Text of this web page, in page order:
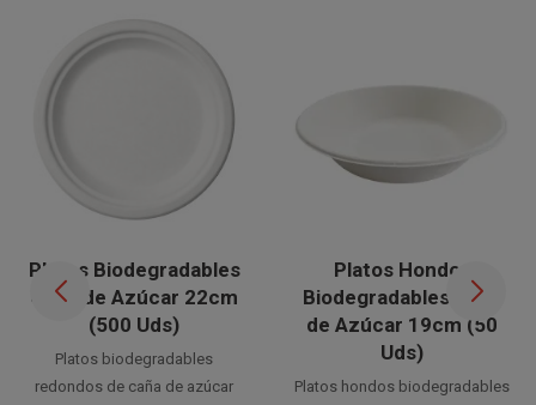
Platos Biodegradables
Caña de Azúcar 22cm
(500 Uds)
Platos biodegradables
redondos de caña de azúcar
Platos Hondos
Biodegradables Caña
de Azúcar 19cm (50
Uds)
Platos hondos biodegradables